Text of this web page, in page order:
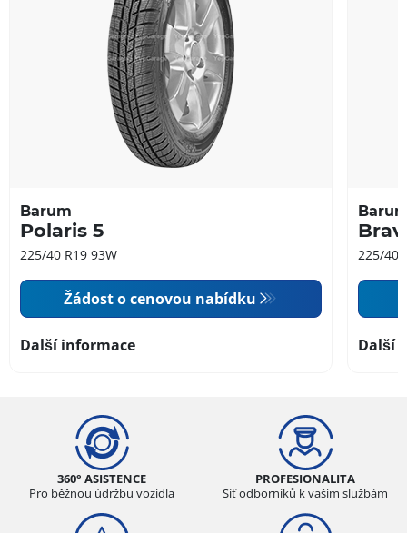
Barum
Polaris 5
225/40 R19 93W
Žádost o cenovou nabídku
Další informace
225/40
Další
360° ASISTENCE
Pro běžnou údržbu vozidla
PROFESIONALITA
Síť odborníků k vašim službám